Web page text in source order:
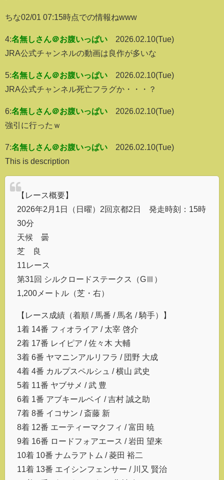
ちな02/01 07:15時点での情報ねwww
4:名無しさん＠お腹いっぱい
2026.02.10(Tue)
JRA公式チャンネルの動画は良作が多いな
5:名無しさん＠お腹いっぱい
2026.02.10(Tue)
JRA公式チャンネル死亡フラグか・・・？
6:名無しさん＠お腹いっぱい
2026.02.10(Tue)
強引に行ったｗ
7:名無しさん＠お腹いっぱい
2026.02.10(Tue)
This is description
【レース概要】
2026年2月1日（日曜）2回京都2日 発走時刻：15時
30分
天候 曇
芝 良
11レース
第31回 シルクロードステークス（GⅢ）
1,200メートル（芝・右）
【レース成績（着順 / 馬番 / 馬名 / 騎手）】
1着 14番 フィオライア / 太宰 啓介
2着 17番 レイピア / 佐々木 大輔
3着 6番 ヤマニンアルリフラ / 団野 大成
4着 4番 カルプスペルシュ / 横山 武史
5着 11番 ヤブサメ / 武 豊
6着 1番 アブキールベイ / 吉村 誠之助
7着 8番 イコサン / 斎藤 新
8着 12番 エーティーマクフィ / 富田 暁
9着 16番 ロードフォアエース / 岩田 望来
10着 10番 ナムラアトム / 菱田 裕二
11着 13番 エイシンフェンサー / 川又 賢治